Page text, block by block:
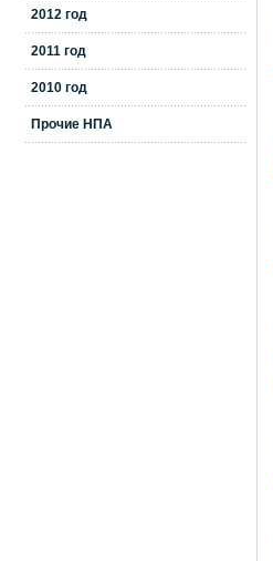
2012 год
2011 год
2010 год
Прочие НПА